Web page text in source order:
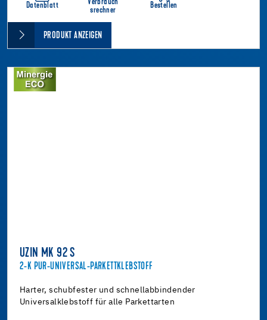
Datenblatt
Verbrauch
srechner
Bestellen
PRODUKT ANZEIGEN
UZIN MK 92 S
2-K PUR-UNIVERSAL-PARKETTKLEBSTOFF
Harter, schubfester und schnellabbindender
Universalklebstoff für alle Parkettarten